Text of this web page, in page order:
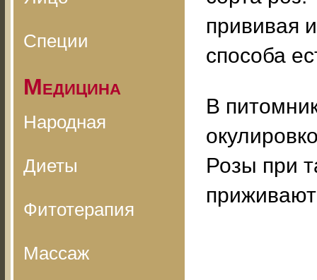
Специи
Медицина
Народная
Диеты
Фитотерапия
Массаж
прививая
способа
В
Розы при